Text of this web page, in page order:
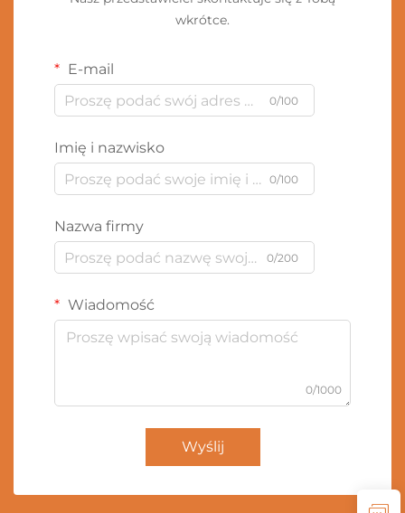
wkrótce.
E-mail
0/100
Imię i nazwisko
0/100
Nazwa firmy
0/200
Wiadomość
0/1000
Wyślij